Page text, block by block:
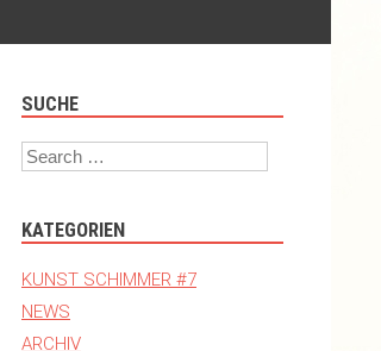
SUCHE
Search
KATEGORIEN
KUNST SCHIMMER #7
NEWS
ARCHIV